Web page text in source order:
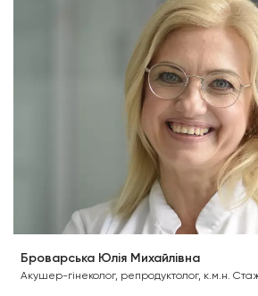
Броварська Юлія Михайлівна
Акушер-гінеколог, репродуктолог, к.м.н.